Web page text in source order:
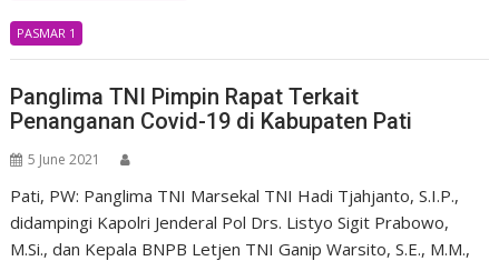
PASMAR 1
Panglima TNI Pimpin Rapat Terkait
Penanganan Covid-19 di Kabupaten Pati
5 June 2021
Pati, PW: Panglima TNI Marsekal TNI Hadi Tjahjanto, S.I.P.,
didampingi Kapolri Jenderal Pol Drs. Listyo Sigit Prabowo,
M.Si., dan Kepala BNPB Letjen TNI Ganip Warsito, S.E., M.M.,